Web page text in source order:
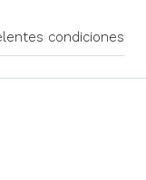
condiciones